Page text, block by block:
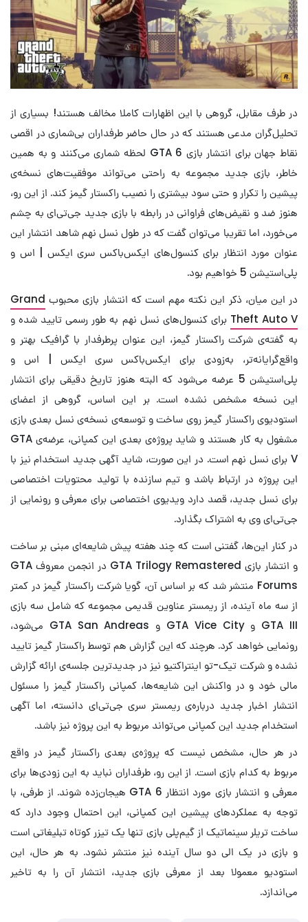
در طرف مقابل، گروهی با این اظهارات کاملا مخالف هستند! بسیاری از
تحلیل‌گران مدعی هستند که در حال حاضر طرفداران بی‌شماری در اقصی
نقاط جهان برای انتشار بازی GTA 6 لحظه شماری می‌کنند و به همین
خاطر، بازی جدید مجموعه به راحتی می‌تواند موفقیت‌های نسخه‌ی
پیشین را تکرار و حتی سود بیشتری را نصیب راکستار گیمز کند. از این رو،
هنوز ضد و نقیض‌های فراوانی در رابطه با بازی جدید جی‌تی‌ای به چشم
می‌خورد، اما تقریبا می‌توان گفت که در طول نسل نهم شاهد انتشار این
عنوان مورد انتظار برای کنسول‌های ایکس‌باکس سری ایکس | اس و
پلی‌استیشن 5 خواهیم بود.
در این میان، ذکر این نکته مهم است که انتشار بازی محبوب Grand
Theft Auto V برای کنسول‌های نسل نهم به طور رسمی تایید شده و
به گفته‌ی شرکت راکستار گیمز، این عنوان پرطرفدار با گرافیک بهتر و
واقع‌گرایانه‌تر، به‌زودی برای ایکس‌باکس سری ایکس | اس و
پلی‌استیشن 5 عرضه می‌شود که البته هنوز تاریخ دقیقی برای انتشار
این نسخه مشخص نشده است. بر این اساس، گروهی از اعضای
استودیوی راکستار گیمز روی ساخت و توسعه‌ی نسخه‌ی نسل بعدی بازی
مشغول به کار هستند و شاید پروژه‌ی بعدی این کمپانی، عرضه‌ی GTA
V برای نسل نهم است. در این صورت، شاید آگهی جدید استخدام نیز با
این پروژه در ارتباط باشد و تیم سازنده با تولید محتویات اختصاصی
برای نسل جدید، قصد دارد ویدیوی اختصاصی برای معرفی و رونمایی از
جی‌تی‌ای وی به اشتراک بگذارد.
در کنار این‌ها، گفتنی است که چند هفته پیش شایعه‌ای مبنی بر ساخت
و انتشار بازی GTA Trilogy Remastered در انجمن معروف GTA
Forums منتشر شد که بر اساس آن، گویا شرکت راکستار گیمز در کمتر
از سه ماه آینده، از ریمستر عناوین قدیمی مجموعه‌ که شامل سه بازی
GTA III و GTA Vice City و GTA San Andreas می‌شود،
رونمایی خواهد کرد. هرچند که این گزارش هم توسط راکستار گیمز تایید
نشده و شرکت تیک-تو اینتراکتیو نیز در جدیدترین جلسه‌ی ارائه گزارش
مالی خود و در واکنش این شایعه‌ها، کمپانی راکستار گیمز را مسئول
انتشار اخبار جدید درباره‌ی ریمستر سری جی‌تی‌ای دانسته، اما آگهی
استخدام جدید این کمپانی می‌تواند مربوط به این پروژه نیز باشد.
در هر حال، مشخص نیست که پروژه‌ی بعدی راکستار گیمز در واقع
مربوط به کدام بازی است. از این رو، طرفداران نباید به این زودی‌ها برای
معرفی و انتشار بازی مورد انتظار GTA 6 هیجان‌زده شوند. از طرفی، با
توجه به عملکردهای پیشین این کمپانی، این احتمال وجود دارد که
ساخت تریلر سینماتیک از گیم‌پلی بازی تنها یک تیزر کوتاه تبلیغاتی است
و بازی در یک الی دو سال آینده نیز منتشر نشود. به هر حال، این
استودیو معمولا بعد از معرفی بازی جدید، انتشار آن را به تاخیر
می‌اندازد.